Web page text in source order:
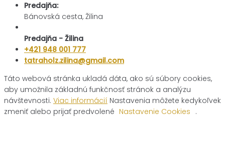
Predajňa:
Bánovská cesta, Žilina
Predajňa - Žilina
+421 948 001 777
tatraholz.zilina@gmail.com
Táto webová stránka ukladá dáta, ako sú súbory cookies,
aby umožnila základnú funkčnosť stránok a analýzu
návštevnosti. Viac informácií Nastavenia môžete kedykoľvek
zmeniť alebo prijať predvolené Nastavenie Cookies .